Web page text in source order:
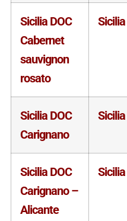
Sicilia DOC
Cabernet
sauvignon
rosato
Sicilia
Sicilia DOC
Carignano
Sicilia
Sicilia DOC
Carignano –
Alicante
Sicilia